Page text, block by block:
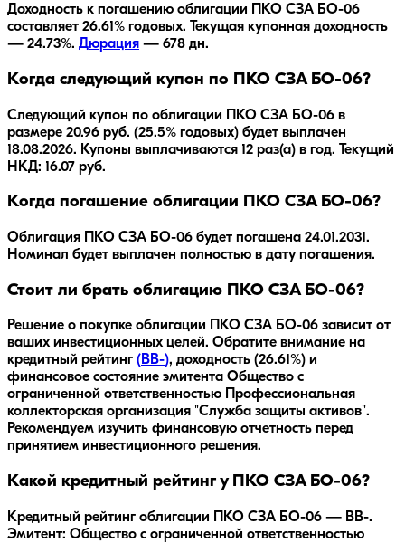
Доходность к погашению облигации
ПКО СЗА БО-06
составляет 26.61% годовых. Текущая купонная доходность
— 24.73%. Дюрация — 678 дн.
Когда следующий купон по ПКО СЗА БО-06?
Следующий купон по облигации ПКО СЗА БО-06 в
размере 20.96 руб. (25.5% годовых) будет выплачен
18.08.2026. Купоны выплачиваются 12 раз(а) в год. Текущий
НКД: 16.07 руб.
Когда погашение облигации ПКО СЗА БО-06?
Облигация ПКО СЗА БО-06 будет погашена 24.01.2031.
Номинал будет выплачен полностью в дату погашения.
Стоит ли брать облигацию ПКО СЗА БО-06?
Решение о покупке облигации ПКО СЗА БО-06 зависит от
ваших инвестиционных целей. Обратите внимание на
кредитный рейтинг (BB-), доходность (26.61%) и
финансовое состояние эмитента Общество с
ограниченной ответственностью Профессиональная
коллекторская организация "Служба защиты активов".
Рекомендуем изучить финансовую отчетность перед
принятием инвестиционного решения.
Какой кредитный рейтинг у ПКО СЗА БО-06?
Кредитный рейтинг облигации ПКО СЗА БО-06 — BB-.
Эмитент: Общество с ограниченной ответственностью